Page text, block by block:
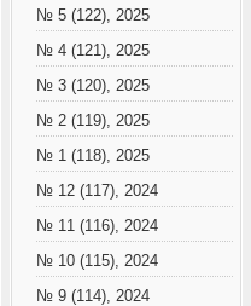
№ 5 (122), 2025
№ 4 (121), 2025
№ 3 (120), 2025
№ 2 (119), 2025
№ 1 (118), 2025
№ 12 (117), 2024
№ 11 (116), 2024
№ 10 (115), 2024
№ 9 (114), 2024